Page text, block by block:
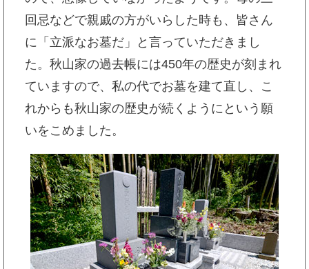
回忌などで親戚の方がいらした時も、皆さん
に「立派なお墓だ」と言っていただきまし
た。秋山家の過去帳には450年の歴史が刻まれ
ていますので、私の代でお墓を建て直し、こ
れからも秋山家の歴史が続くようにという願
いをこめました。